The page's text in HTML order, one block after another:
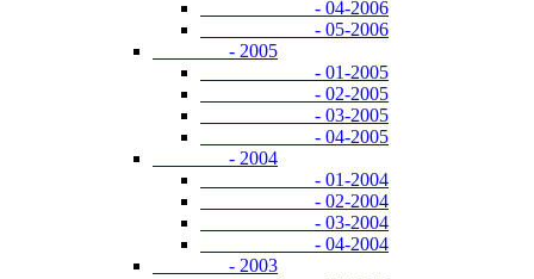
- 04-2006
- 05-2006
- 2005
- 01-2005
- 02-2005
- 03-2005
- 04-2005
- 2004
- 01-2004
- 02-2004
- 03-2004
- 04-2004
- 2003